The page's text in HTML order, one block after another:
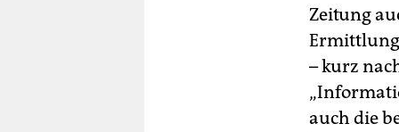
Zeitung
– kurz
auch die